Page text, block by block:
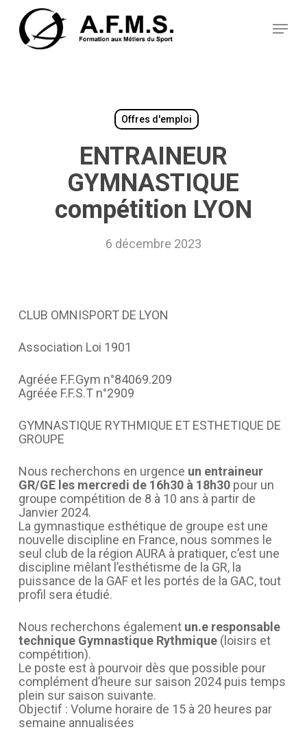
main
content
Menu
Offres d'emploi
ENTRAINEUR
GYMNASTIQUE
compétition LYON
6 décembre 2023
CLUB OMNISPORT DE LYON
Association Loi 1901
Agréée F.F.Gym n°84069.209
Agréée F.F.S.T n°2909
GYMNASTIQUE RYTHMIQUE ET ESTHETIQUE DE
GROUPE
Nous recherchons en urgence un entraineur
GR/GE les mercredi de 16h30 à 18h30pour un
groupe compétition de 8 à 10 ans à partir de
Janvier 2024.
La gymnastique esthétique de groupe est une
nouvelle discipline en France, nous sommes le
seul club de la région AURA à pratiquer, c’est une
discipline mêlant l’esthétisme de la GR, la
puissance de la GAF et les portés de la GAC, tout
profil sera étudié.
Nous recherchons également un.e responsable
technique Gymnastique Rythmique(loisirs et
compétition).
Le poste est à pourvoir dès que possible pour
complément d’heure sur saison 2024 puis temps
plein sur saison suivante.
Objectif : Volume horaire de 15 à 20 heures par
semaine annualisées
Panneau de gestion des cookies